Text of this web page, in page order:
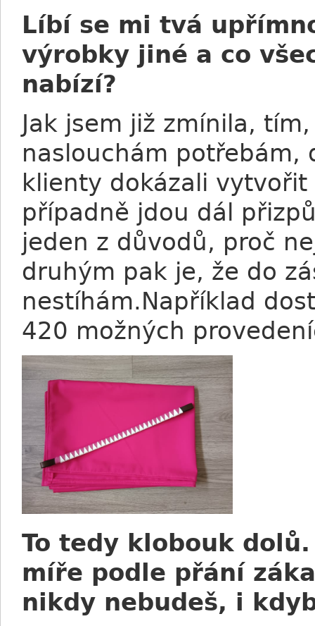
Líbí se mi tvá
výrobky jiné a co
nabízí?
Jak jsem již zmínila,
naslouchám potřebám,
klienty dokázali
případně jdou dál
jeden z důvodů, proč
druhým pak je, že do
nestíhám.Například
420 možných
To tedy klobouk
míře podle přání
nikdy nebudeš, i